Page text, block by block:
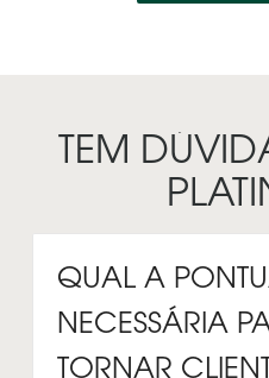
TEM
QUAL A
NECESSÁRIA
TORNAR